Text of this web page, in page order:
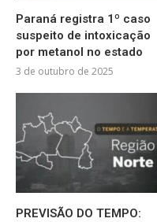
Paraná registra 1º caso
suspeito de intoxicação
por metanol no estado
3 de outubro de 2025
PREVISÃO DO TEMPO: